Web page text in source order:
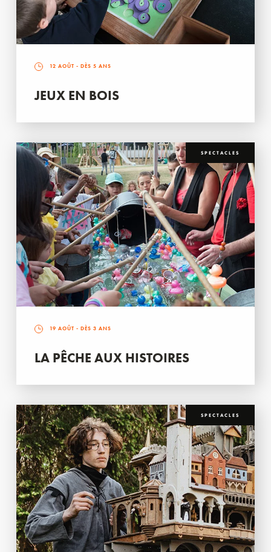
12 AOÛT - DÈS 5 ANS
JEUX EN BOIS
SPECTACLES
19 AOÛT - DÈS 3 ANS
LA PÊCHE AUX HISTOIRES
SPECTACLES